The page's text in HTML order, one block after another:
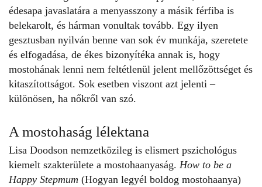
édesapa javaslatára a menyasszony a másik férfiba is
belekarolt, és hárman vonultak tovább. Egy ilyen
gesztusban nyilván benne van sok év munkája, szeretete
és elfogadása, de ékes bizonyítéka annak is, hogy
mostohának lenni nem feltétlenül jelent mellőzöttséget és
kitaszítottságot. Sok esetben viszont azt jelenti –
különösen, ha nőkről van szó.
A mostohaság lélektana
Lisa Doodson nemzetközileg is elismert pszichológus
kiemelt szakterülete a mostohaanyaság. How to be a
Happy Stepmum (Hogyan legyél boldog mostohaanya)